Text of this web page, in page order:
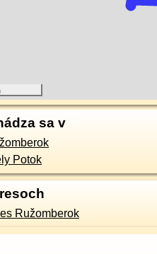
sa v
Potok
Ružomberok